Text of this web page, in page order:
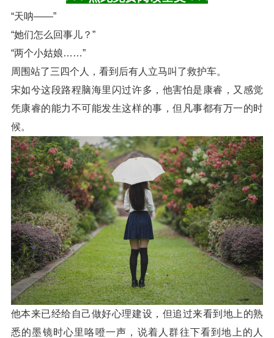
“天呐——”
“她们怎么回事儿？”
“两个小姑娘……”
周围站了三四个人，看到后有人立马叫了救护车。
宋如兮这段路程脑海里闪过许多，他害怕是康睿，又感觉
凭康睿的能力不可能发生这样的事，但凡事都有万一的时
候。
他本来已经给自己做好心理建设，但追过来看到地上的熟
悉的墨镜时心里咯噔一声，说着人群往下看到地上的人